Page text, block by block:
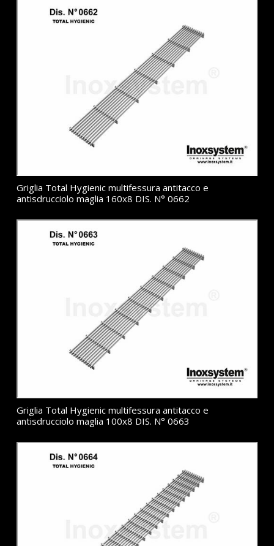
Griglia Total Hygienic multifessura antitacco e
antisdrucciolo maglia 160x8 DIS. N° 0662
Griglia Total Hygienic multifessura antitacco e
antisdrucciolo maglia 100x8 DIS. N° 0663